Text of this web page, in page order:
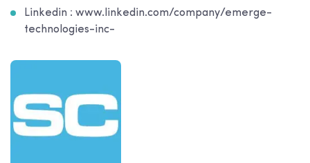
Linkedin : www.linkedin.com/company/emerge-
technologies-inc-